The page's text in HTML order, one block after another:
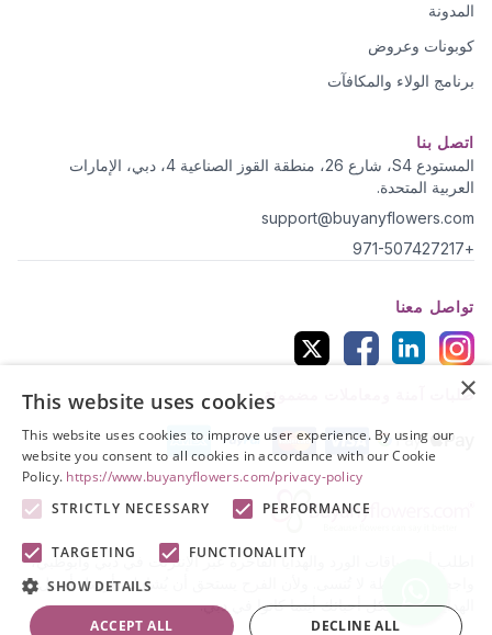
المدونة
كوبونات وعروض
برنامج الولاء والمكافآت
اتصل بنا
المستودع S4، شارع 26، منطقة القوز الصناعية 4، دبي، الإمارات
العربية المتحدة.
support@buyanyflowers.com
+971-507427217
تواصل معنا
طلبات آمنة ومعاملات مضمونة
اطلب أروع باقات الورد والهدايا الفاخرة عبر الإنترنت في دبي وأبوظبي،
واجعل كل لحظة لا تُنسى. ولأن الفرح يستحق أن يُشارك، أرسل أجمل
الهدايا والورد لكل أحبائك أينما كانوا في دبي.
×
This website uses cookies
This website uses cookies to improve user experience. By using our
website you consent to all cookies in accordance with our Cookie
Policy. https://www.buyanyflowers.com/privacy-policy
STRICTLY NECESSARY
PERFORMANCE
TARGETING
FUNCTIONALITY
SHOW DETAILS
ACCEPT ALL DECLINE ALL